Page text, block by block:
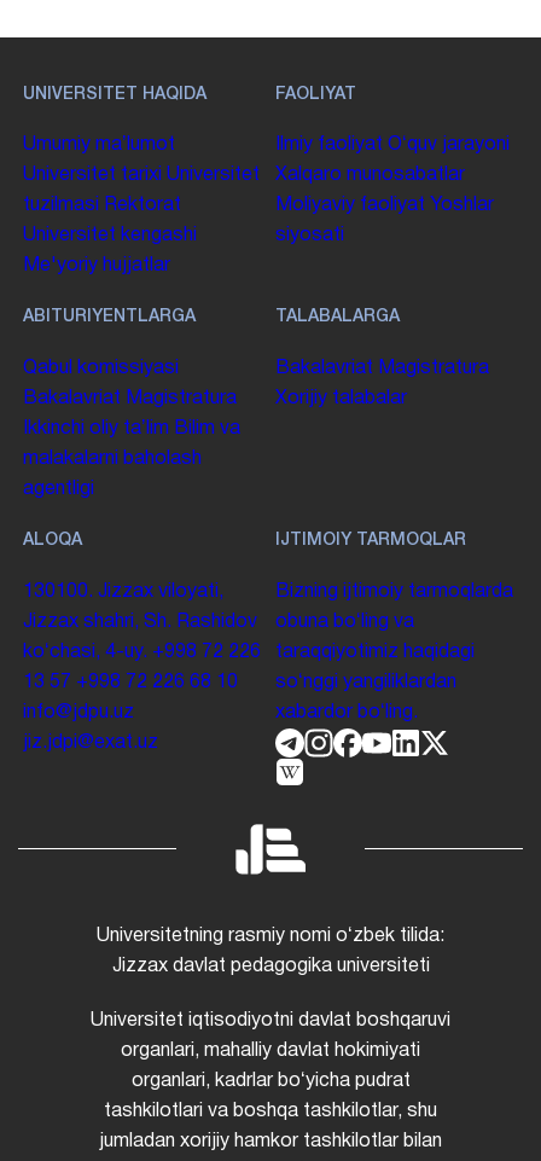
UNIVERSITET HAQIDA
Umumiy maʼlumot
Universitet tarixi Universitet
tuzilmasi
Rektorat
Universitet kengashi
Me'yoriy hujjatlar
FAOLIYAT
Ilmiy faoliyat Oʻquv jarayoni
Xalqaro munosabatlar
Moliyaviy faoliyat Yoshlar
siyosati
ABITURIYENTLARGA
Qabul komissiyasi
Bakalavriat Magistratura
Ikkinchi oliy taʼlim Bilim va
malakalarni baholash
agentligi
TALABALARGA
Bakalavriat Magistratura
Xorijiy talabalar
ALOQA
130100. Jizzax viloyati,
Jizzax shahri, Sh. Rashidov
koʻchasi, 4-uy. +998 72 226
13 57 +998 72 226 68 10
info@jdpu.uz
jiz.jdpi@exat.uz
IJTIMOIY TARMOQLAR
Bizning ijtimoiy tarmoqlarda
obuna boʻling va
taraqqiyotimiz haqidagi
soʻnggi yangiliklardan
xabardor boʻling.
Universitetning rasmiy nomi oʻzbek tilida:
Jizzax davlat pedagogika universiteti
Universitet iqtisodiyotni davlat boshqaruvi
organlari, mahalliy davlat hokimiyati
organlari, kadrlar boʻyicha pudrat
tashkilotlari va boshqa tashkilotlar, shu
jumladan xorijiy hamkor tashkilotlar bilan